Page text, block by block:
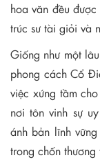
hoa văn đều
trúc sư tài giỏi và
Giống như một
phong cách Cổ
việc xứng tầm
nơi tôn vinh sự
ánh bản lĩnh
trong chốn